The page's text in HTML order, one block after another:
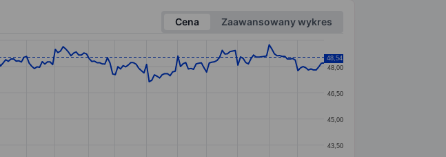
Cena
Zaawansowany wykres
43,50
45,00
46,50
48,00
48,54